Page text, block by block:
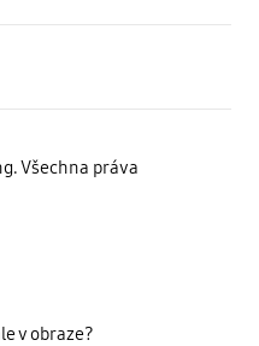
Všechna práva
v obraze?